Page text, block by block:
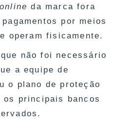
online da marca fora
por meios
operam fisicamente.
não foi necessário
a equipe de
o plano de proteção
os principais bancos